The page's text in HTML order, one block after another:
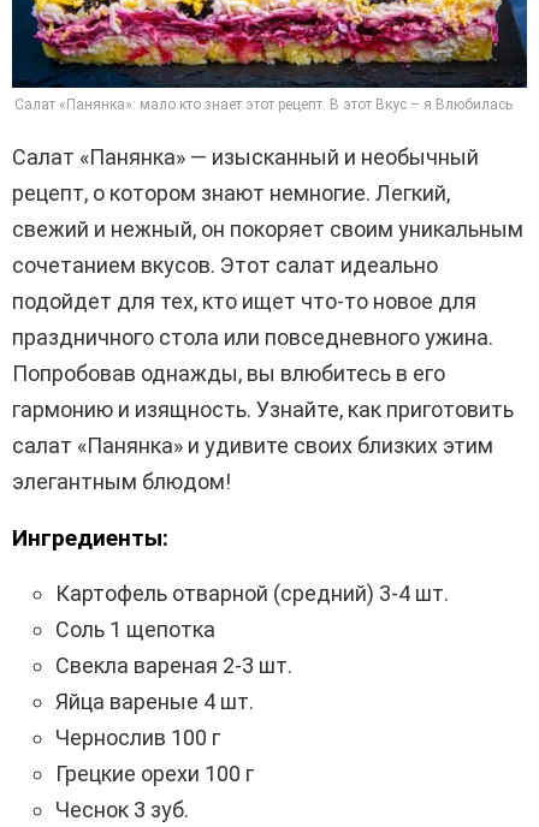
Салат «Панянка»: мало кто знает этот рецепт. В этот Вкус – я Влюбилась
Салат «Панянка» — изысканный и необычный
рецепт, о котором знают немногие. Легкий,
свежий и нежный, он покоряет своим уникальным
сочетанием вкусов. Этот салат идеально
подойдет для тех, кто ищет что-то новое для
праздничного стола или повседневного ужина.
Попробовав однажды, вы влюбитесь в его
гармонию и изящность. Узнайте, как приготовить
салат «Панянка» и удивите своих близких этим
элегантным блюдом!
Ингредиенты:
Картофель отварной (средний) 3-4 шт.
Соль 1 щепотка
Свекла вареная 2-3 шт.
Яйца вареные 4 шт.
Чернослив 100 г
Грецкие орехи 100 г
Чеснок 3 зуб.